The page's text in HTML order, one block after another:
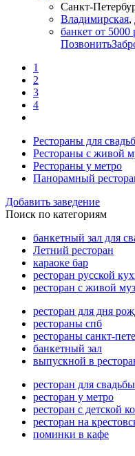
Санкт-
Владимирская,
банкет от 5000
Позвонить
1
2
3
4
Рестораны для
Рестораны с живой
Рестораны у метро
Панорамный
Добавить заведение
Поиск по категориям
банкетный зал для
Летний ресторан
караоке бар
ресторан русской
ресторан с живой
ресторан для дня
рестораны спб
рестораны санкт-
банкетный зал
выпускной в
ресторан для свадьбы
ресторан у метро
ресторан с детской
ресторан на
поминки в кафе